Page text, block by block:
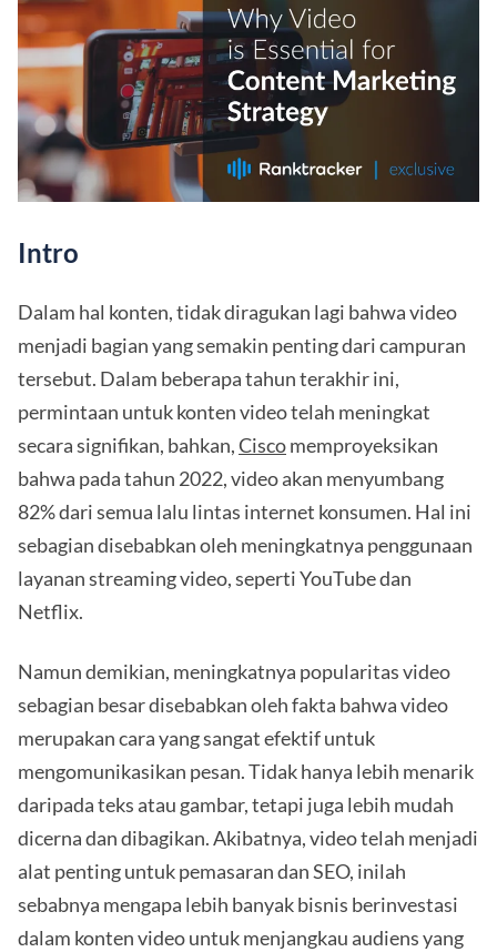
Intro
Dalam hal konten, tidak diragukan lagi bahwa video
menjadi bagian yang semakin penting dari campuran
tersebut. Dalam beberapa tahun terakhir ini,
permintaan untuk konten video telah meningkat
secara signifikan, bahkan,Ciscomemproyeksikan
bahwa pada tahun 2022, video akan menyumbang
82% dari semua lalu lintas internet konsumen. Hal ini
sebagian disebabkan oleh meningkatnya penggunaan
layanan streaming video, seperti YouTube dan
Netflix.
Namun demikian, meningkatnya popularitas video
sebagian besar disebabkan oleh fakta bahwa video
merupakan cara yang sangat efektif untuk
mengomunikasikan pesan. Tidak hanya lebih menarik
daripada teks atau gambar, tetapi juga lebih mudah
dicerna dan dibagikan. Akibatnya, video telah menjadi
alat penting untuk pemasaran dan SEO, inilah
sebabnya mengapa lebih banyak bisnis berinvestasi
dalam konten video untuk menjangkau audiens yang